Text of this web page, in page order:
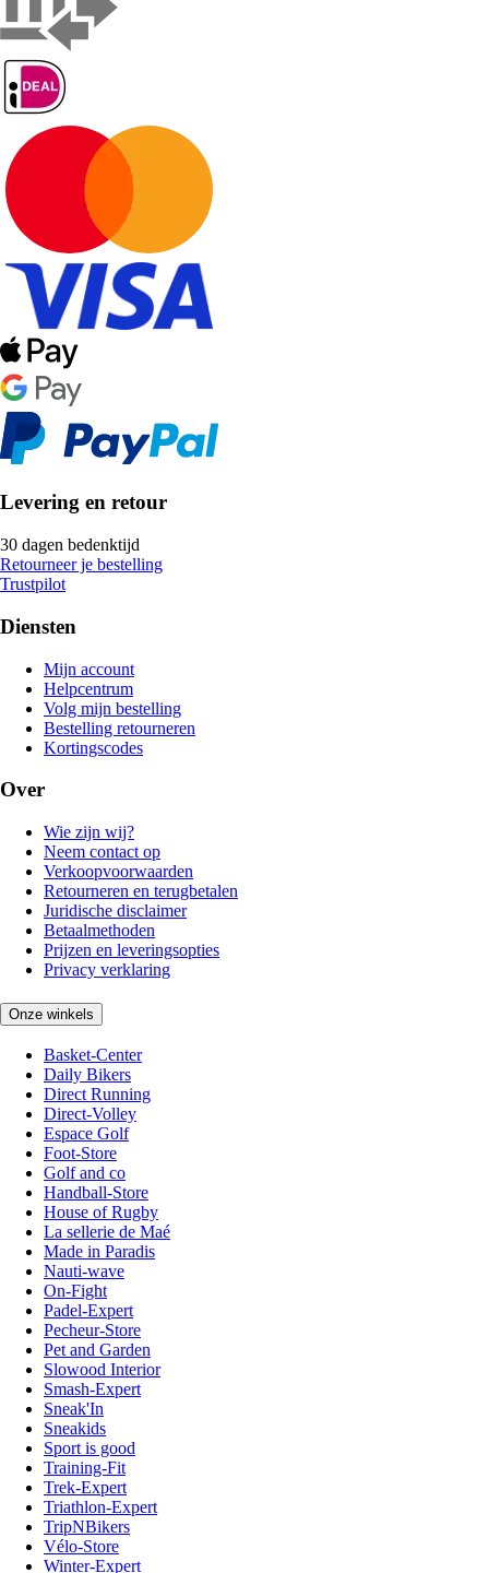
Levering en retour
30 dagen bedenktijd
Retourneer je bestelling
Trustpilot
Diensten
Mijn account
Helpcentrum
Volg mijn bestelling
Bestelling retourneren
Kortingscodes
Over
Wie zijn wij?
Neem contact op
Verkoopvoorwaarden
Retourneren en terugbetalen
Juridische disclaimer
Betaalmethoden
Prijzen en leveringsopties
Privacy verklaring
Onze winkels
Basket-Center
Daily Bikers
Direct Running
Direct-Volley
Espace Golf
Foot-Store
Golf and co
Handball-Store
House of Rugby
La sellerie de Maé
Made in Paradis
Nauti-wave
On-Fight
Padel-Expert
Pecheur-Store
Pet and Garden
Slowood Interior
Smash-Expert
Sneak'In
Sneakids
Sport is good
Training-Fit
Trek-Expert
Triathlon-Expert
TripNBikers
Vélo-Store
Winter-Expert